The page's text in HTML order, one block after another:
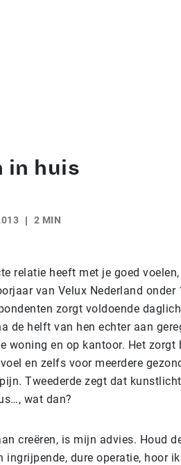
in huis
2 MIN
relatie heeft met je goed
van Velux Nederland
zorgt voldoende
de helft van hen echter aan
woning en op kantoor. Het zorgt
en zelfs voor meerdere
Tweederde zegt dat
wat dan?
creëren, is mijn advies. Houd
ingrijpende, dure operatie, hoor